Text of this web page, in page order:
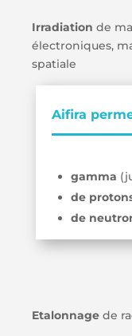
Irradiation de
électroniques,
spatiale
Aifira
gamma
de
de
Etalonnage de